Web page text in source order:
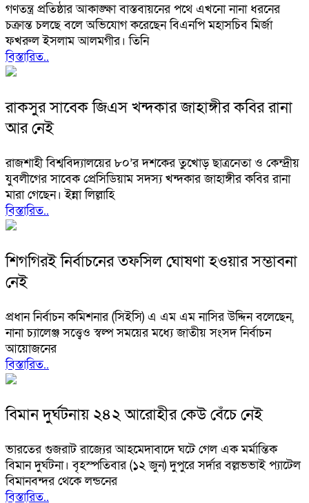
গণতন্ত্র প্রতিষ্ঠার আকাঙ্ক্ষা বাস্তবায়নের পথে এখনো নানা ধরনের
চক্রান্ত চলছে বলে অভিযোগ করেছেন বিএনপি মহাসচিব মির্জা
ফখরুল ইসলাম আলমগীর। তিনি
বিস্তারিত..
রাকসুর সাবেক জিএস খন্দকার জাহাঙ্গীর কবির রানা
আর নেই
রাজশাহী বিশ্ববিদ্যালয়ের ৮০’র দশকের তুখোড় ছাত্রনেতা ও কেন্দ্রীয়
যুবলীগের সাবেক প্রেসিডিয়াম সদস্য খন্দকার জাহাঙ্গীর কবির রানা
মারা গেছেন। ইন্না লিল্লাহি
বিস্তারিত..
শিগগিরই নির্বাচনের তফসিল ঘোষণা হওয়ার সম্ভাবনা
নেই
প্রধান নির্বাচন কমিশনার (সিইসি) এ এম এম নাসির উদ্দিন বলেছেন,
নানা চ্যালেঞ্জ সত্ত্বেও স্বল্প সময়ের মধ্যে জাতীয় সংসদ নির্বাচন
আয়োজনের
বিস্তারিত..
বিমান দুর্ঘটনায় ২৪২ আরোহীর কেউ বেঁচে নেই
ভারতের গুজরাট রাজ্যের আহমেদাবাদে ঘটে গেল এক মর্মান্তিক
বিমান দুর্ঘটনা। বৃহস্পতিবার (১২ জুন) দুপুরে সর্দার বল্লভভাই প্যাটেল
বিমানবন্দর থেকে লন্ডনের
বিস্তারিত..